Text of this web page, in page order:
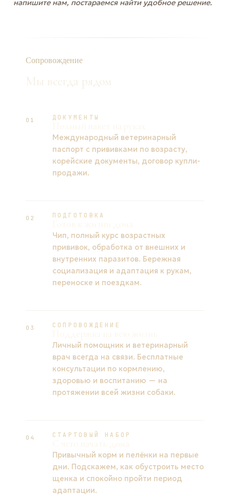
напишите нам, постараемся найти удобное решение.
Сопровождение
Мы всегда рядом
01 ДОКУМЕНТЫ
Международный ветеринарный
паспорт с прививками по возрасту,
корейские документы, договор купли-
продажи.
02 ПОДГОТОВКА
Чип, полный курс возрастных
прививок, обработка от внешних и
внутренних паразитов. Бережная
социализация и адаптация к рукам,
переноске и поездкам.
03 СОПРОВОЖДЕНИЕ
Личный помощник и ветеринарный
врач всегда на связи. Бесплатные
консультации по кормлению,
здоровью и воспитанию — на
протяжении всей жизни собаки.
04 СТАРТОВЫЙ НАБОР
Привычный корм и пелёнки на первые
дни. Подскажем, как обустроить место
щенка и спокойно пройти период
адаптации.